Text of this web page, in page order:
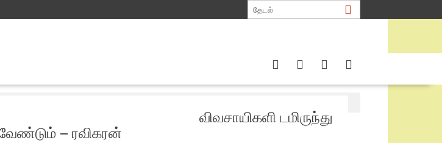
விவசாயிகளி டமிருந்து
– ரவிகரன்